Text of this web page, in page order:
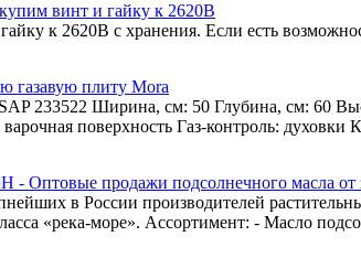
винт и гайку к 2620В
к 2620В с хранения. Если есть
газавую плиту Mora
233522 Ширина, см: 50 Глубина, см: 60
поверхность Газ-контроль: духовки
- Оптовые продажи подсолнечного масла от
в России производителей
«река-море». Ассортимент: - Масло